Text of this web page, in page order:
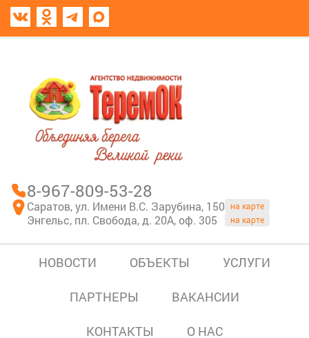
8-967-809-53-28
Саратов, ул. Имени В.С. Зарубина, 150 на карте
Энгельс, пл. Свобода, д. 20А, оф. 305 на карте
НОВОСТИ ОБЪЕКТЫ УСЛУГИ
ПАРТНЕРЫ ВАКАНСИИ
КОНТАКТЫ О НАС